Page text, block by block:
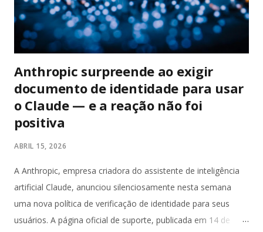
Anthropic surpreende ao exigir
documento de identidade para usar
o Claude — e a reação não foi
positiva
ABRIL 15, 2026
A Anthropic, empresa criadora do assistente de inteligência
artificial Claude, anunciou silenciosamente nesta semana
uma nova política de verificação de identidade para seus
usuários. A página oficial de suporte, publicada em 14 de